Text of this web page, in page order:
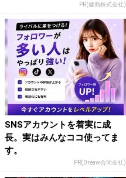
PR(健商株式会社)
SNSアカウントを着実に成
長。実はみんなココ使ってま
す。
PR(Dreaw合同会社)